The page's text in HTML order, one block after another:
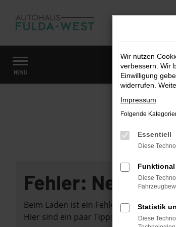
Zum
Hauptinhalt
MENÜ
Startseite Fahrzeugmarkt
Fehler: Network
Beim Laden ist ein Fehler aufgetreten.
Hier sind ein paar Tipps, die dir helfen
Wir nutzen
verbessern. Wir
Einwilligung
widerrufen.
Impressum
Folgende
Essentiell
Diese
Funktional
Diese
Statistik
Diese